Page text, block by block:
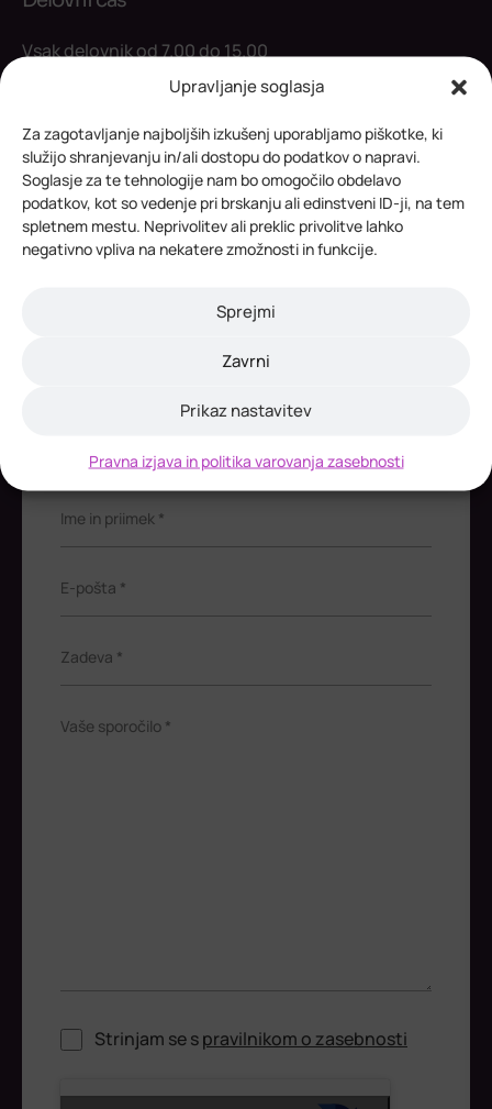
Upravljanje soglasja
Za zagotavljanje najboljših izkušenj uporabljamo piškotke, ki
služijo shranjevanju in/ali dostopu do podatkov o napravi.
Soglasje za te tehnologije nam bo omogočilo obdelavo
podatkov, kot so vedenje pri brskanju ali edinstveni ID-ji, na tem
spletnem mestu. Neprivolitev ali preklic privolitve lahko
negativno vpliva na nekatere zmožnosti in funkcije.
Sprejmi
Zavrni
Prikaz nastavitev
Pravna izjava in politika varovanja zasebnosti
Vsak delovnik od 7.00 do 15.00
Kontakt
Tel.:+386 7 33 72 980
E-mail:info@rc-nm.si
Facebook
Instagram
Ime in priimek *
E-pošta *
Zadeva *
Vaše sporočilo *
Strinjam se spravilnikom o zasebnosti
ReCaptcha